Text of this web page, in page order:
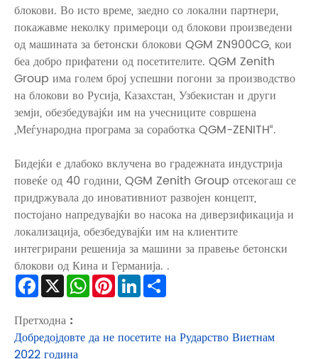
блокови. Во исто време, заедно со локални партнери,
покажавме неколку примероци од блокови произведени
од машината за бетонски блокови QGM ZN900CG, кои
беа добро прифатени од посетителите. QGM Zenith
Group има голем број успешни погони за производство
на блокови во Русија, Казахстан, Узбекистан и други
земји, обезбедувајќи им на учесниците совршена
„Меѓународна програма за соработка QGM-ZENITH“.
Бидејќи е длабоко вклучена во градежната индустрија
повеќе од 40 години, QGM Zenith Group отсекогаш се
придржувала до иновативниот развојен концепт,
постојано напредувајќи во насока на диверзификација и
локализација, обезбедувајќи им на клиентите
интегрирани решенија за машини за правење бетонски
блокови од Кина и Германија. .
Facebook
X WhatsApp
PinterestLinkedIn
Претходна :
Добредојдовте да не посетите на Рударство Виетнам
2022 година